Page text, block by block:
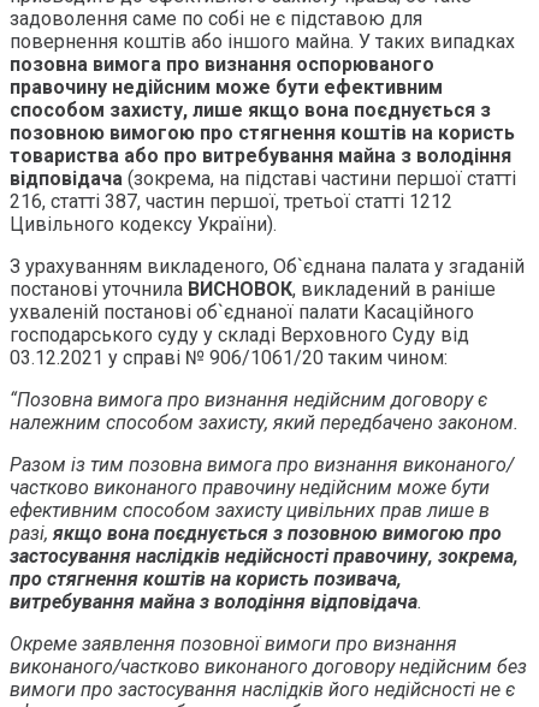
задоволення саме по собі не є підставою для
повернення коштів або іншого майна. У таких випадках
позовна вимога про визнання оспорюваного
правочину недійсним може бути ефективним
способом захисту, лише якщо вона поєднується з
позовною вимогою про стягнення коштів на користь
товариства або про витребування майна з володіння
відповідача (зокрема, на підставі частини першої статті
216, статті 387, частин першої, третьої статті 1212
Цивільного кодексу України).
З урахуванням викладеного, Об`єднана палата у згаданій
постанові уточнила ВИСНОВОК, викладений в раніше
ухваленій постанові об`єднаної палати Касаційного
господарського суду у складі Верховного Суду від
03.12.2021 у справі № 906/1061/20 таким чином:
“Позовна вимога про визнання недійсним договору є
належним способом захисту, який передбачено законом.
Разом із тим позовна вимога про визнання виконаного/
частково виконаного правочину недійсним може бути
ефективним способом захисту цивільних прав лише в
разі,якщо вона поєднується з позовною вимогою про
застосування наслідків недійсності правочину, зокрема,
про стягнення коштів на користь позивача,
витребування майна з володіння відповідача.
Окреме заявлення позовної вимоги про визнання
виконаного/частково виконаного договору недійсним без
вимоги про застосування наслідків його недійсності не є